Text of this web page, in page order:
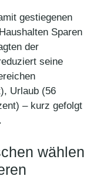
gestiegenen
Sparen
der
seine
Urlaub (56
– kurz gefolgt
wählen